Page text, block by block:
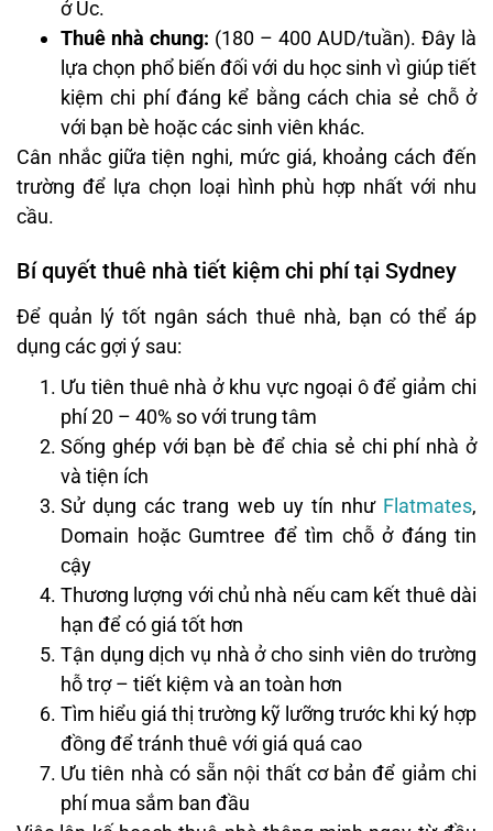
ở Úc.
Thuê nhà chung: (180 – 400 AUD/tuần). Đây là
lựa chọn phổ biến đối với du học sinh vì giúp tiết
kiệm chi phí đáng kể bằng cách chia sẻ chỗ ở
với bạn bè hoặc các sinh viên khác.
Cân nhắc giữa tiện nghi, mức giá, khoảng cách đến
trường để lựa chọn loại hình phù hợp nhất với nhu
cầu.
Bí quyết thuê nhà tiết kiệm chi phí tại Sydney
Để quản lý tốt ngân sách thuê nhà, bạn có thể áp
dụng các gợi ý sau:
Ưu tiên thuê nhà ở khu vực ngoại ô để giảm chi
phí 20 – 40% so với trung tâm
Sống ghép với bạn bè để chia sẻ chi phí nhà ở
và tiện ích
Sử dụng các trang web uy tín như Flatmates,
Domain hoặc Gumtree để tìm chỗ ở đáng tin
cậy
Thương lượng với chủ nhà nếu cam kết thuê dài
hạn để có giá tốt hơn
Tận dụng dịch vụ nhà ở cho sinh viên do trường
hỗ trợ – tiết kiệm và an toàn hơn
Tìm hiểu giá thị trường kỹ lưỡng trước khi ký hợp
đồng để tránh thuê với giá quá cao
Ưu tiên nhà có sẵn nội thất cơ bản để giảm chi
phí mua sắm ban đầu